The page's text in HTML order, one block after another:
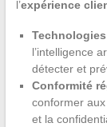
l’expérience
l’intelligence
détecter et
Conformité
conformer
et la